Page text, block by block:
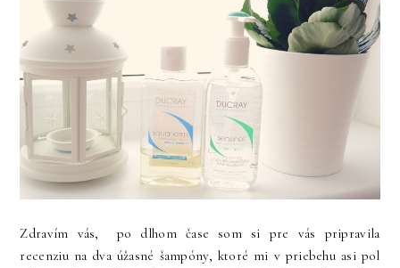
Zdravím vás, po dlhom čase som si pre vás pripravila
recenziu na dva úžasné šampóny, ktoré mi v priebehu asi pol